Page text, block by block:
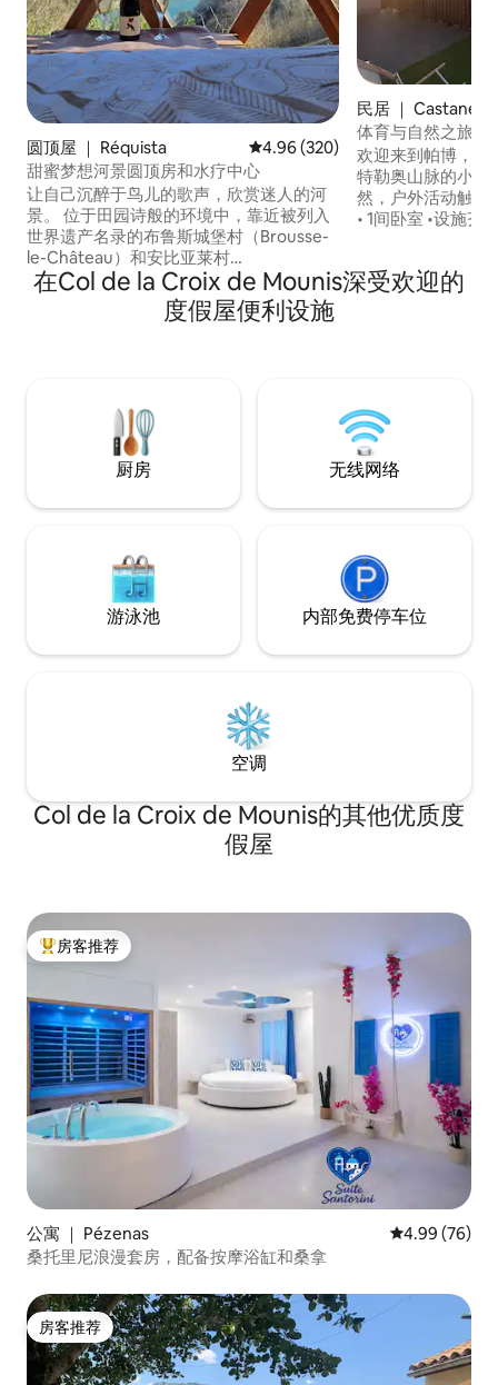
圆顶屋 ｜ Réquista 平均评分 4.96 分（满分 5 分），
4.96 (320)
甜蜜梦想河景圆顶房和水疗中心
让自己沉醉于鸟儿的歌声，欣赏迷人的河
景。 位于田园诗般的环境中，靠近被列入
世界遗产名录的布鲁斯城堡村（Brousse-
le-Château）和安比亚莱村
（Ambialet）。 Sweet Dream圆顶屋是您
与亲朋好友分享美好时光的完美场所。 无
论您是喜欢派对的狂欢者还是不喜欢派对
民居 ｜
体育与自然之旅
欢迎来到帕博，这
特勒奥山脉的小
然，户外活动触手可及！ •明
• 1间卧室 •设施齐
'Héric、Caroux、
在Col de la Croix de Mounis深受欢迎的
度假屋便利设施
厨房 无线网络
游泳池 内部免费停车位
空调
Col de la Croix de Mounis的其他优质度
假屋
热门「房客推荐」
房客推荐
公寓 ｜ Pézenas 平均评分 4.99
4.99 (76)
桑托里尼浪漫套房，配备按摩浴缸和桑拿
房客推荐
房客推荐